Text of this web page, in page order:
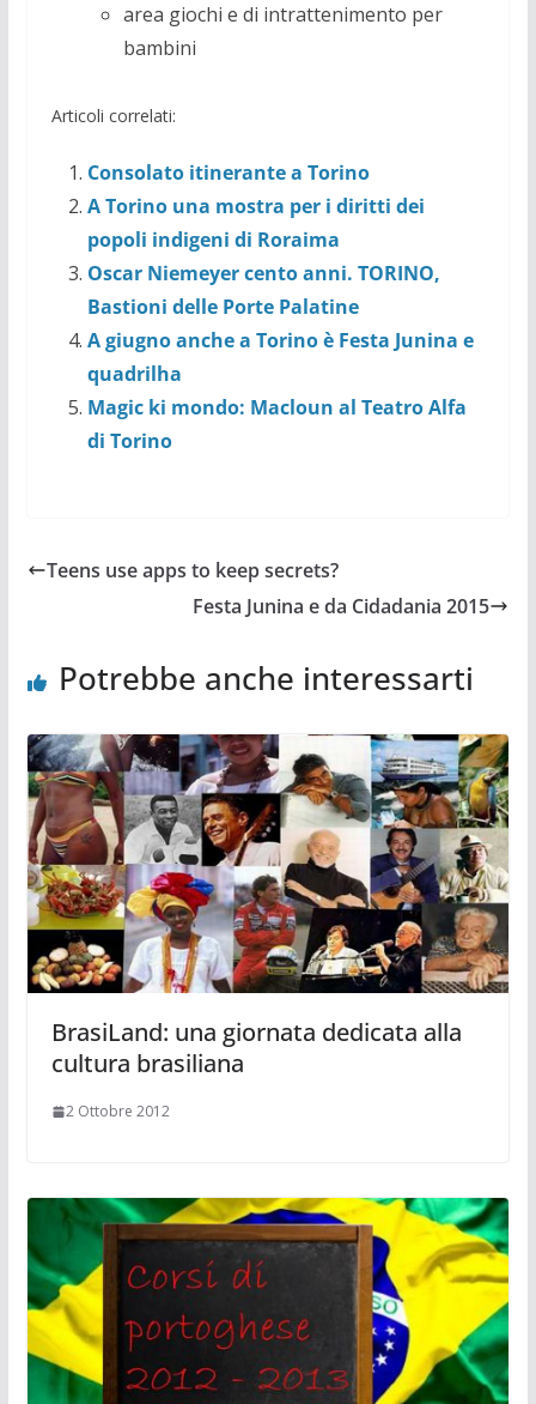
area giochi e di intrattenimento per
bambini
Articoli correlati:
Consolato itinerante a Torino
A Torino una mostra per i diritti dei
popoli indigeni di Roraima
Oscar Niemeyer cento anni. TORINO,
Bastioni delle Porte Palatine
A giugno anche a Torino è Festa Junina e
quadrilha
Magic ki mondo: Macloun al Teatro Alfa
di Torino
Teens use apps to keep secrets?
Festa Junina e da Cidadania 2015
Potrebbe anche interessarti
BrasiLand: una giornata dedicata alla
cultura brasiliana
2 Ottobre 2012